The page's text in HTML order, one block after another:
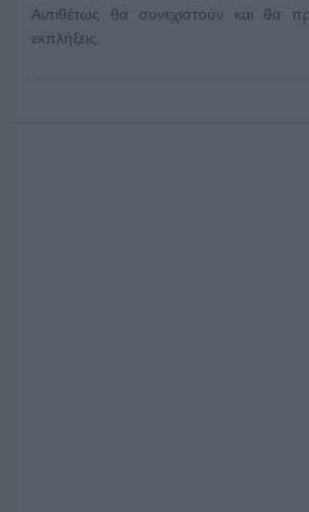
Αντιθέτως θα συνεχιστούν και θα
εκπλήξεις.